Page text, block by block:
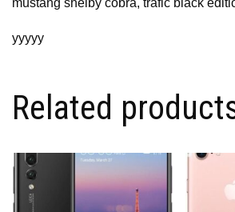
mustang shelby cobra, trafic black
yyyyy
Related